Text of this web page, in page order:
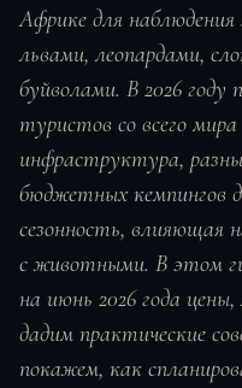
Африке для
львами, леопардами,
буйволами. В 2026
туристов со всего
инфраструктура,
бюджетных кемпингов
сезонность, влияющая
с животными. В этом
на июнь 2026 года
дадим практические
покажем, как